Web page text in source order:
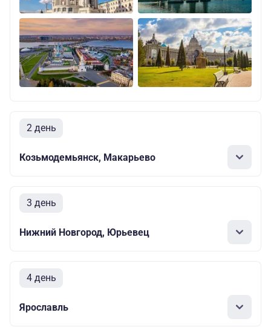
2 день
Козьмодемьянск, Макарьево
3 день
Нижний Новгород, Юрьевец
4 день
Ярославль